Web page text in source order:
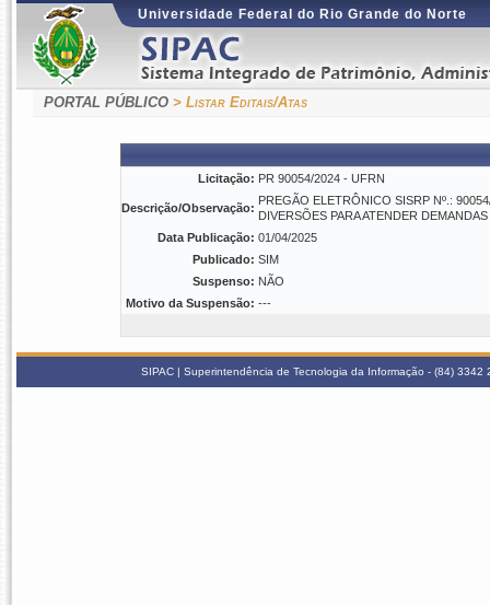
Universidade Federal do Rio Grande do Norte
PORTAL PÚBLICO > Listar Editais/Atas
Licitação: PR 90054/2024 - UFRN
Descrição/Observação:
PREGÃO ELETRÔNICO SISRP Nº.:
DIVERSÕES PARA ATENDER
Data Publicação: 01/04/2025
Publicado: SIM
Suspenso: NÃO
Motivo da Suspensão: ---
SIPAC | Superintendência de Tecnologia da Informação - (84)